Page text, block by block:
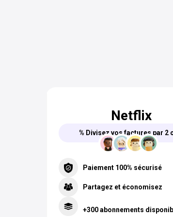
Netflix
% Divisez vos factures par 2
Paiement 100% sécurisé
Partagez et économisez
+300 abonnements